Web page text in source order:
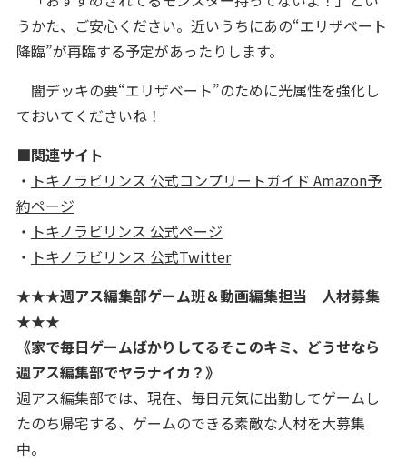
うかた、ご安心ください。近いうちにあの“エリザベート
降臨”が再臨する予定があったりします。
闇デッキの要“エリザベート”のために光属性を強化し
ておいてくださいね！
■関連サイト
・ トキノラビリンス 公式コンプリートガイド Amazon予
約ページ
・ トキノラビリンス 公式ページ
・ トキノラビリンス 公式Twitter
★★★週アス編集部ゲーム班＆動画編集担当 人材募集
★★★
《家で毎日ゲームばかりしてるそこのキミ、どうせなら
週アス編集部でヤラナイカ？》
週アス編集部では、現在、毎日元気に出勤してゲームし
たのち帰宅する、ゲームのできる素敵な人材を大募集
中。